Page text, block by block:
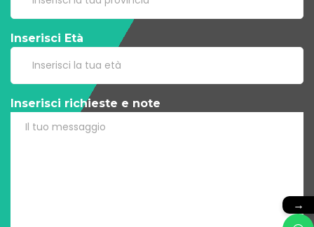
Inserisci Età
Inserisci richieste e note
→